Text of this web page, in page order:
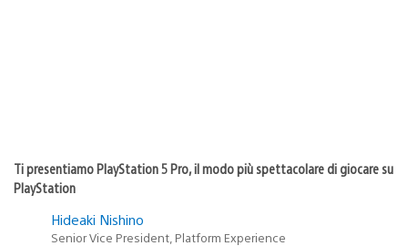
Ti presentiamo PlayStation 5 Pro, il modo più spettacolare di giocare su
PlayStation
Hideaki Nishino
Senior Vice President, Platform Experience